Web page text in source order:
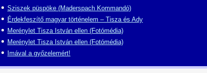
Sziszek püspöke (Maderspach Kommandó)
Érdekfeszítő magyar történelem – Tisza és Ady
Merénylet Tisza István ellen (Fotómédia)
Merénylet Tisza István ellen (Fotómédia)
Imával a győzelemért!